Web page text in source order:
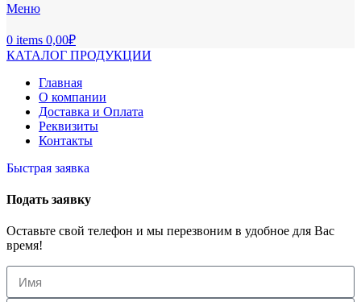
Меню
0 items 0,00₽
КАТАЛОГ ПРОДУКЦИИ
Главная
О компании
Доставка и Оплата
Реквизиты
Контакты
Быстрая заявка
Подать заявку
Оставьте свой телефон и мы перезвоним в удобное для Вас
время!